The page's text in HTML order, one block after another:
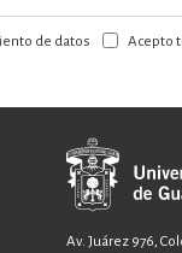
de datos Acepto
Av. Juárez 976,